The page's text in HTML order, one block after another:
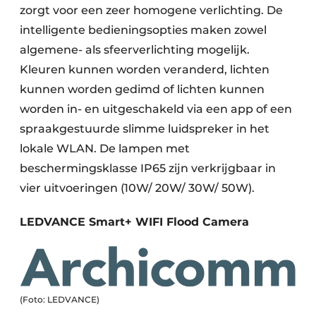
zorgt voor een zeer homogene verlichting. De
intelligente bedieningsopties maken zowel
algemene- als sfeerverlichting mogelijk.
Kleuren kunnen worden veranderd, lichten
kunnen worden gedimd of lichten kunnen
worden in- en uitgeschakeld via een app of een
spraakgestuurde slimme luidspreker in het
lokale WLAN. De lampen met
beschermingsklasse IP65 zijn verkrijgbaar in
vier uitvoeringen (10W/ 20W/ 30W/ 50W).
LEDVANCE Smart+ WIFI Flood Camera
(Foto: LEDVANCE)